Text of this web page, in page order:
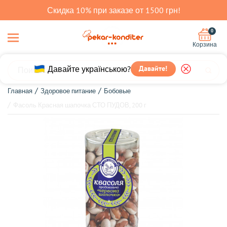
Скидка 10% при заказе от 1500 грн!
Давайте українською? Давайте!
0
Корзина
Главная Здоровое питание
Бобовые